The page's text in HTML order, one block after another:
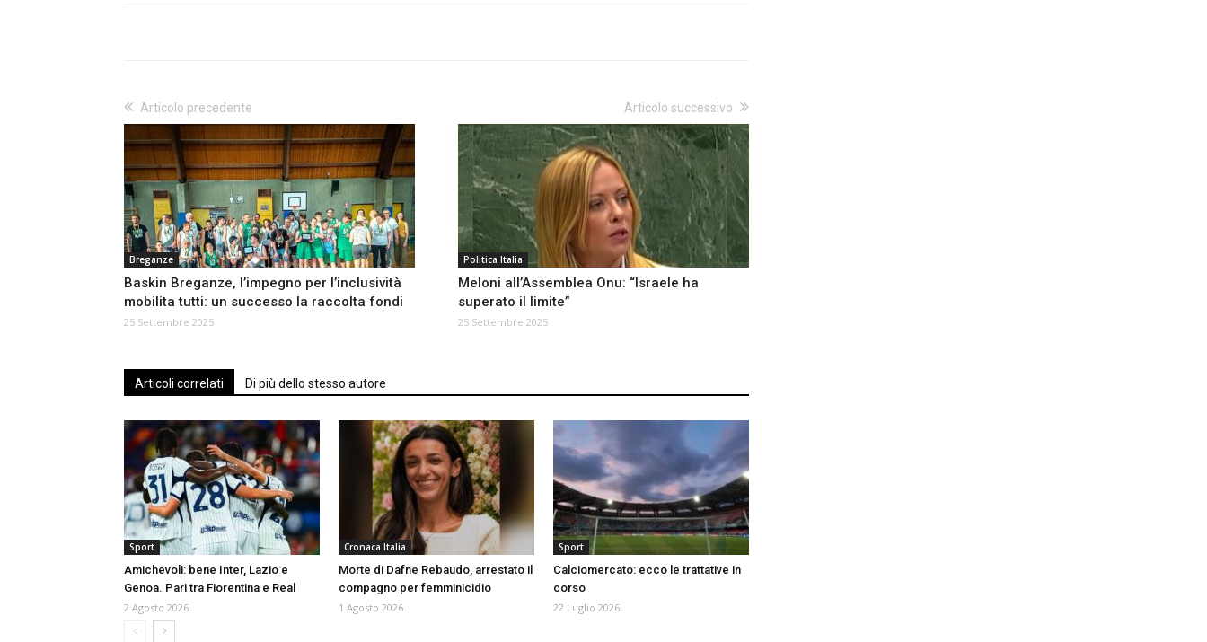
Articolo precedente
Breganze
Baskin Breganze, l’impegno per l’inclusività
mobilita tutti: un successo la raccolta fondi
25 Settembre 2025
Articolo successivo
Politica Italia
Meloni all’Assemblea Onu: “Israele ha
superato il limite”
25 Settembre 2025
Articoli correlati Di più dello stesso autore
Sport
Amichevoli: bene Inter, Lazio e
Genoa. Pari tra Fiorentina e Real
2 Agosto 2026
Cronaca Italia
Morte di Dafne Rebaudo, arrestato il
compagno per femminicidio
1 Agosto 2026
Sport
Calciomercato: ecco le trattative in
corso
22 Luglio 2026